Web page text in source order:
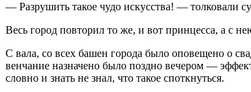
— Разрушить такое чудо искусства! — толковали
Весь город повторил то же, и вот принцесса, а с
С вала, со всех башен города было оповещено о
венчание назначено было поздно вечером —
словно и знать не знал, что такое споткнуться.